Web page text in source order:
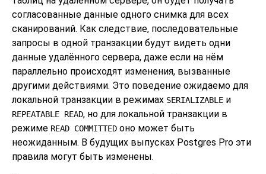
согласованные данные одного снимка для всех
сканирований. Как следствие, последовательные
запросы в одной транзакции будут видеть одни
данные удалённого сервера, даже если на нём
параллельно происходят изменения, вызванные
другими действиями. Это поведение ожидаемо для
локальной транзакции в режимах SERIALIZABLE и
REPEATABLE READ, но для локальной транзакции в
режиме READ COMMITTED оно может быть
неожиданным. В будущих выпусках Postgres Pro эти
правила могут быть изменены.